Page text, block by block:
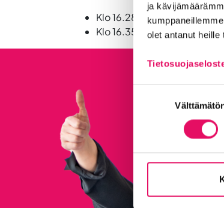
ja
olet antanut heille
Klo 16.28 Seinäjoki
Klo 16.35 Seinäjoki Oulu